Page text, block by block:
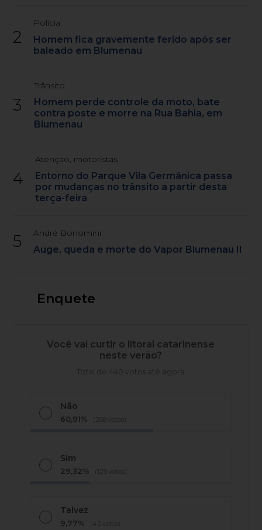
2
Polícia
Homem fica gravemente ferido após ser
baleado em Blumenau
3
Trânsito
Homem perde controle da moto, bate
contra poste e morre na Rua Bahia, em
Blumenau
4
Atenção, motoristas
Entorno do Parque Vila Germânica passa
por mudanças no trânsito a partir desta
terça-feira
5 André Bonomini
Auge, queda e morte do Vapor Blumenau II
Enquete
Você vai curtir o litoral catarinense
neste verão?
Total de 440 votos até agora
Não
60,91% (268 votos)
Sim
29,32% (129 votos)
Talvez
9,77% (43 votos)